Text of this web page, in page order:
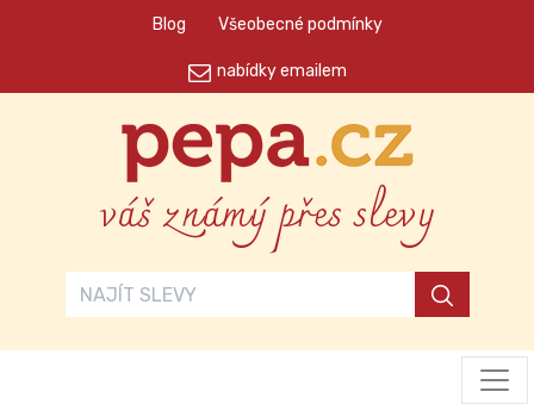
Blog Všeobecné podmínky
nabídky emailem
váš známý přes slevy